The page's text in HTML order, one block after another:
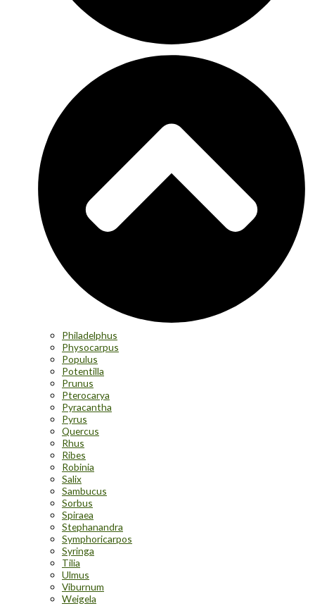
Philadelphus
Physocarpus
Populus
Potentilla
Prunus
Pterocarya
Pyracantha
Pyrus
Quercus
Rhus
Ribes
Robinia
Salix
Sambucus
Sorbus
Spiraea
Stephanandra
Symphoricarpos
Syringa
Tilia
Ulmus
Viburnum
Weigela